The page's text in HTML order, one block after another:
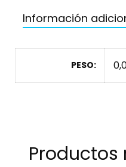
Información
PESO